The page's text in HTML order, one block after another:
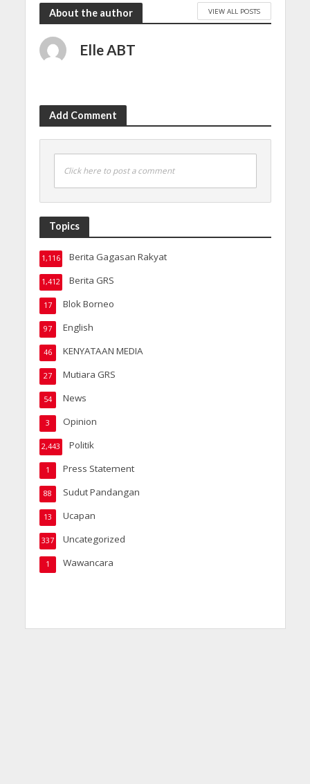
About the author VIEW ALL POSTS
Elle ABT
Add Comment
Click here to post a comment
Topics
Berita Gagasan Rakyat
1,116
Berita GRS
1,412
Blok Borneo
17
English
97
KENYATAAN MEDIA
46
Mutiara GRS
27
News
54
Opinion
3
Politik
2,443
Press Statement
1
Sudut Pandangan
88
Ucapan
13
Uncategorized
337
Wawancara
1